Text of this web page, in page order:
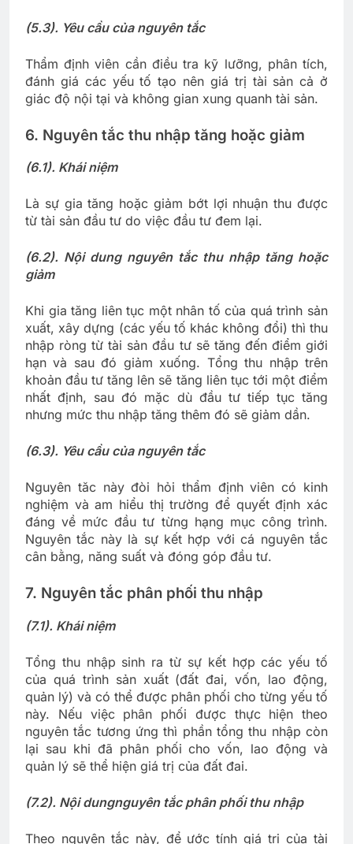
(5.3). Yêu cầu của nguyên tắc
Thẩm định viên cần điều tra kỹ lưỡng, phân tích,
đánh giá các yếu tố tạo nên giá trị tài sản cả ở
giác độ nội tại và không gian xung quanh tài sản.
6. Nguyên tắc thu nhập tăng hoặc giảm
(6.1). Khái niệm
Là sự gia tăng hoặc giảm bớt lợi nhuận thu được
từ tài sản đầu tư do việc đầu tư đem lại.
(6.2). Nội dung nguyên tắc thu nhập tăng hoặc
giảm
Khi gia tăng liên tục một nhân tố của quá trình sản
xuất, xây dựng (các yếu tố khác không đổi) thì thu
nhập ròng từ tài sản đầu tư sẽ tăng đến điểm giới
hạn và sau đó giảm xuống. Tổng thu nhập trên
khoản đầu tư tăng lên sẽ tăng liên tục tới một điểm
nhất định, sau đó mặc dù đầu tư tiếp tục tăng
nhưng mức thu nhập tăng thêm đó sẽ giảm dần.
(6.3). Yêu cầu của nguyên tắc
Nguyên tăc này đòi hỏi thẩm định viên có kinh
nghiệm và am hiểu thị trường để quyết định xác
đáng về mức đầu tư từng hạng mục công trình.
Nguyên tắc này là sự kết hợp với cá nguyên tắc
cân bằng, năng suất và đóng góp đầu tư.
7. Nguyên tắc phân phối thu nhập
(7.1). Khái niệm
Tổng thu nhập sinh ra từ sự kết hợp các yếu tố
của quá trình sản xuất (đất đai, vốn, lao động,
quản lý) và có thể được phân phối cho từng yếu tố
này. Nếu việc phân phối được thực hiện theo
nguyên tắc tương ứng thì phần tổng thu nhập còn
lại sau khi đã phân phối cho vốn, lao động và
quản lý sẽ thể hiện giá trị của đất đai.
(7.2). Nội dungnguyên tắc phân phối thu nhập
Theo nguyên tắc này, để ước tính giá trị của tài